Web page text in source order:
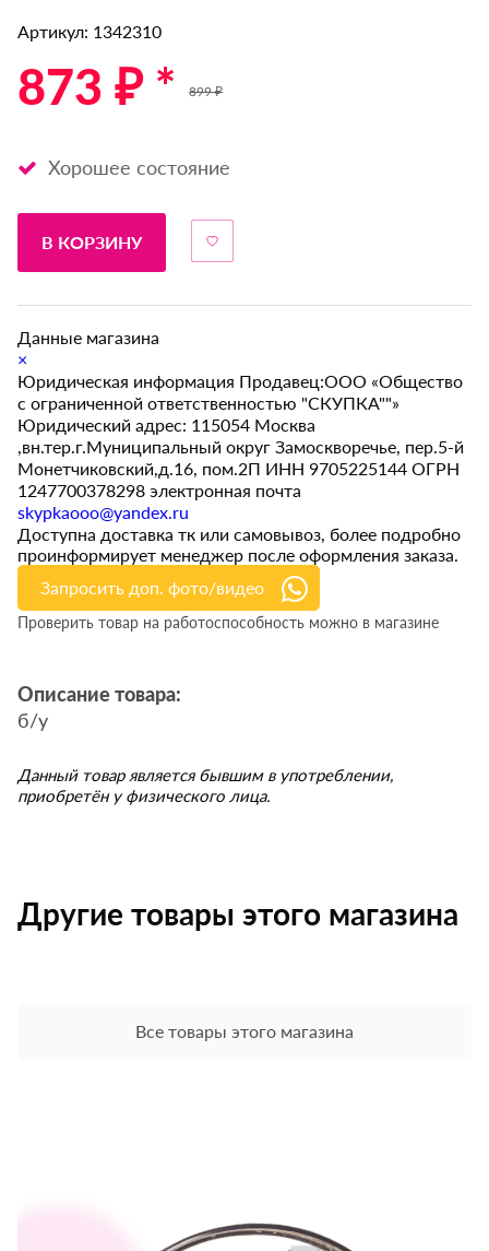
Артикул: 1342310
873 ₽ * 899 ₽
Хорошее состояние
В КОРЗИНУ
Данные магазина
×
Юридическая информация Продавец:ООО «Общество
с ограниченной ответственностью "СКУПКА""»
Юридический адрес: 115054 Москва
,вн.тер.г.Муниципальный округ Замоскворечье, пер.5-й
Монетчиковский,д.16, пом.2П ИНН 9705225144 ОГРН
1247700378298 электронная почта
skypkaooo@yandex.ru
Доступна доставка тк или самовывоз, более подробно
проинформирует менеджер после оформления заказа.
Запросить доп. фото/видео
Проверить товар на работоспособность можно в магазине
Описание товара:
б/у
Данный товар является бывшим в употреблении,
приобретён у физического лица.
Другие товары этого магазина
Все товары этого магазина